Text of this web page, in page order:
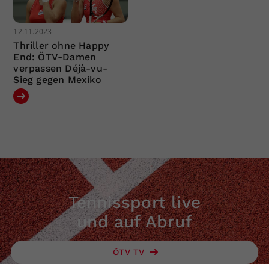
12.11.2023
Thriller ohne Happy
End: ÖTV-Damen
verpassen Déjà-vu-
Sieg gegen Mexiko
Tennissport live
und auf Abruf
ÖTV TV